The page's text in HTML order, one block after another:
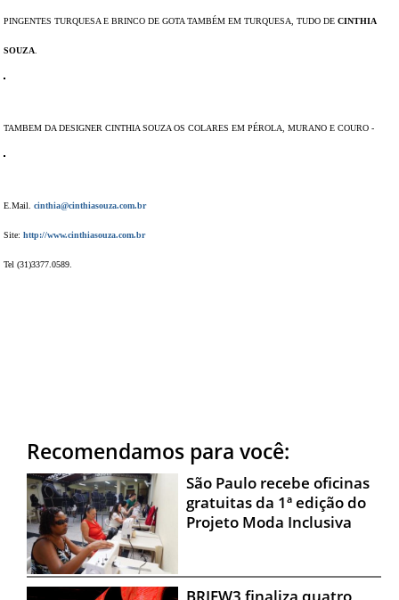
PINGENTES TURQUESA E BRINCO DE GOTA TAMBÉM EM TURQUESA, TUDO DECINTHIA
SOUZA
TAMBEM DA DESIGNER CINTHIA SOUZA OS COLARES EM PÉROLA, MURANO E COURO -
E.Mail.cinthia@cinthiasouza.com.br
Site:http://www.cinthiasouza.com.br
Tel (31)3377.0589.
Recomendamos para você:
São Paulo recebe oficinas
gratuitas da 1ª edição do
Projeto Moda Inclusiva